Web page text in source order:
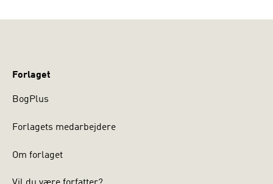
Forlaget
BogPlus
Forlagets medarbejdere
Om forlaget